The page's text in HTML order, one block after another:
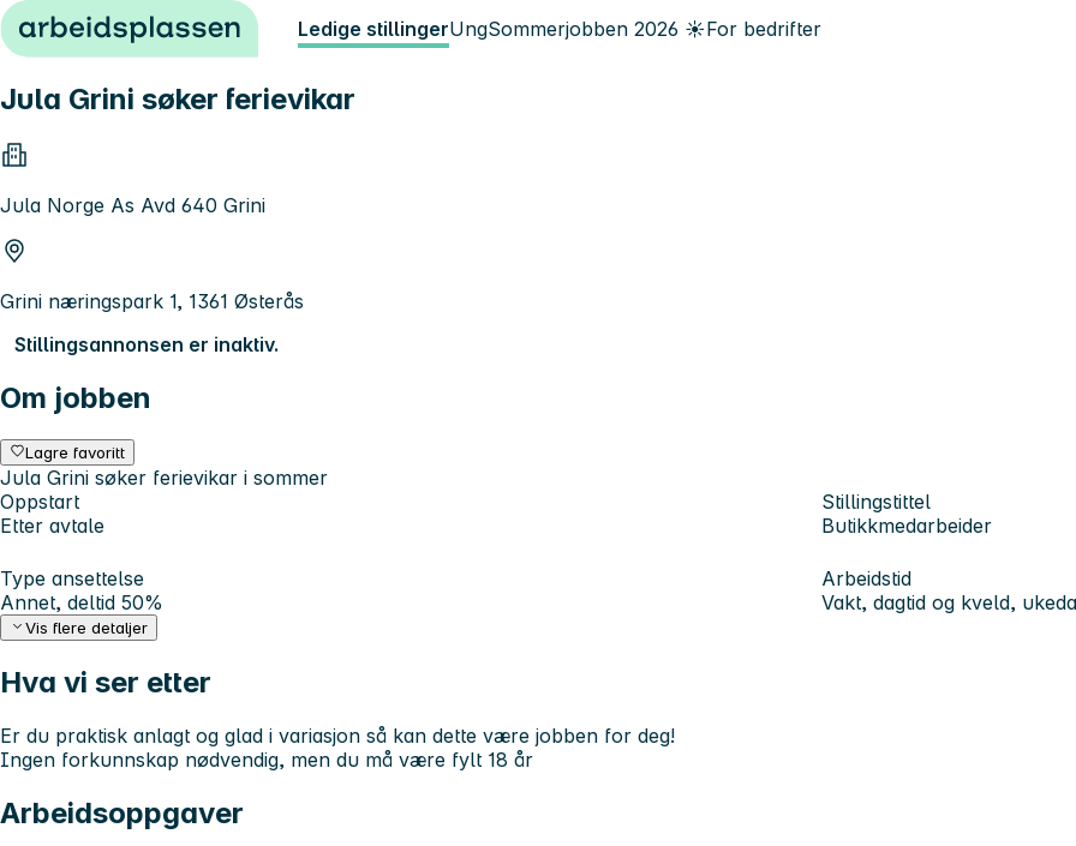
Hopp til innhold Ledige stillingerUngSommerjobben 2026 ☀️For bedrifter
Jula Grini søker ferievikar
Jula Norge As Avd 640 Grini
Grini næringspark 1, 1361 Østerås
Stillingsannonsen er inaktiv.
Om jobben
Lagre favoritt
Jula Grini søker ferievikar i sommer
Oppstart
Etter avtale
Stillingstittel
Butikkmedarbeider
Type ansettelse
Annet, deltid 50%
Arbeidstid
Vakt, dagtid og kveld,
Vis flere detaljer
Hva vi ser etter
Er du praktisk anlagt og glad i variasjon så kan dette være jobben for deg!
Ingen forkunnskap nødvendig, men du må være fylt 18 år
Arbeidsoppgaver